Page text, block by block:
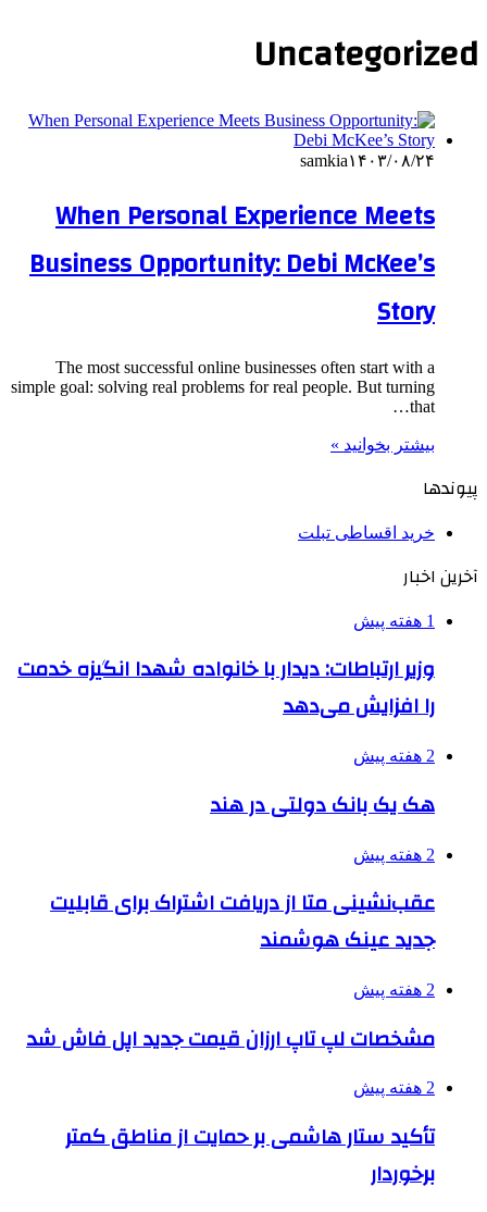
Uncategorized
samkia۱۴۰۳/۰۸/۲۴
When Personal Experience Meets
Business Opportunity: Debi McKee’s
Story
The most successful online businesses often start with a
simple goal: solving real problems for real people. But turning
that…
بیشتر بخوانید »
پیوندها
خرید اقساطی تبلت
آخرین اخبار
1 هفته پیش
وزیر ارتباطات: دیدار با خانواده شهدا انگیزه خدمت
را افزایش می‌دهد
2 هفته پیش
هک یک بانک دولتی در هند
2 هفته پیش
عقب‌نشینی متا از دریافت اشتراک برای قابلیت
جدید عینک هوشمند
2 هفته پیش
مشخصات لپ تاپ ارزان قیمت جدید اپل فاش شد
2 هفته پیش
تأکید ستار هاشمی بر حمایت از مناطق کمتر
برخوردار